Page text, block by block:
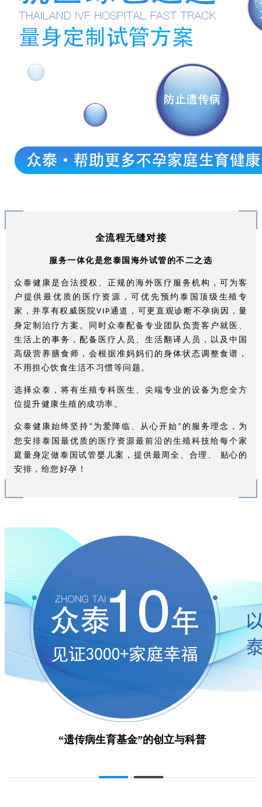
全流程无缝对接
服务一体化是您泰国海外试管的不二之选
众泰健康是合法授权、正规的海外医疗服务机构，可为客
户提供最优质的医疗资源，可优先预约泰国顶级生殖专
家，并享有权威医院VIP通道，可更直观诊断不孕病因，量
身定制治疗方案。同时众泰配备专业团队负责客户就医、
生活上的事务，配备医疗人员、生活翻译人员，以及中国
高级营养膳食师，会根据准妈妈们的身体状态调整食谱，
不用担心饮食生活不习惯等问题。
选择众泰，将有生殖专科医生、尖端专业的设备为您全方
位提升健康生殖的成功率。
众泰健康始终坚持 “ 为爱降临、从心开始 ” 的服务理念，为
您安排泰国最优质的医疗资源最前沿的生殖科技给每个家
庭量身定做泰国试管婴儿案，提供最周全、合理、 贴心的
安排，给您好孕！
“遗传病生育基金”的创立与科普